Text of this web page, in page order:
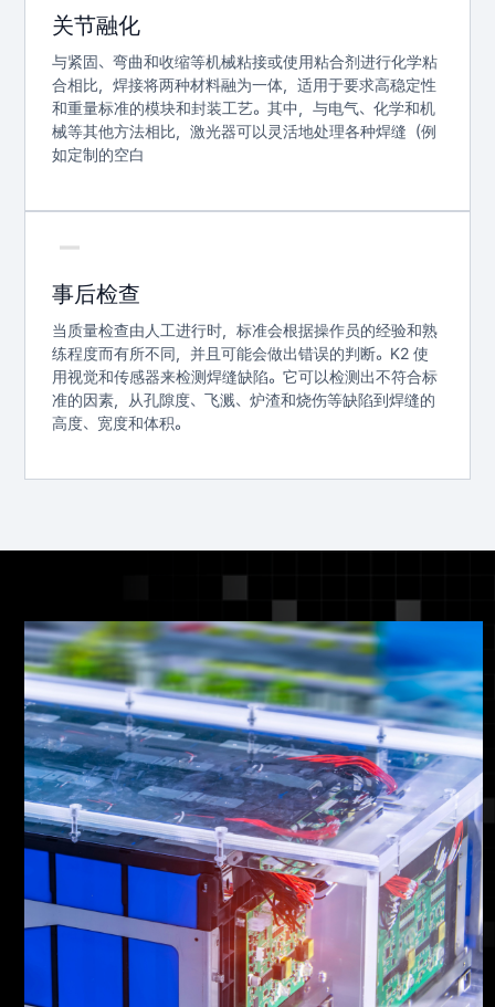
关节融化
与紧固、弯曲和收缩等机械粘接或使用粘合剂进行化学粘
合相比，焊接将两种材料融为一体，适用于要求高稳定性
和重量标准的模块和封装工艺。其中，与电气、化学和机
械等其他方法相比，激光器可以灵活地处理各种焊缝（例
如定制的空白
事后检查
当质量检查由人工进行时，标准会根据操作员的经验和熟
练程度而有所不同，并且可能会做出错误的判断。K2 使
用视觉和传感器来检测焊缝缺陷。它可以检测出不符合标
准的因素，从孔隙度、飞溅、炉渣和烧伤等缺陷到焊缝的
高度、宽度和体积。